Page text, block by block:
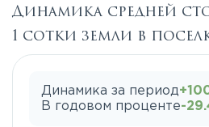
Динамика средней
1 сотки земли в
Динамика за период
В годовом проценте-